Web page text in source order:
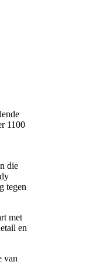
1100
die
tegen
met
en
van